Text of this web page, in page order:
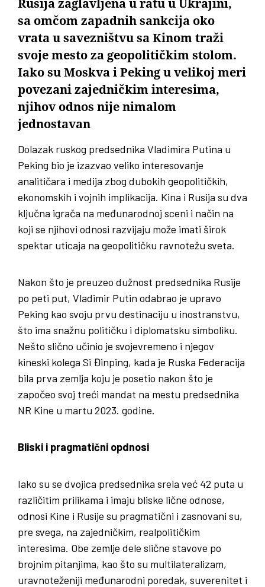
Rusija zaglavljena u ratu u Ukrajini,
sa omčom zapadnih sankcija oko
vrata u savezništvu sa Kinom traži
svoje mesto za geopolitičkim stolom.
Iako su Moskva i Peking u velikoj meri
povezani zajedničkim interesima,
njihov odnos nije nimalom
jednostavan
Dolazak ruskog predsednika Vladimira Putina u
Peking bio je izazvao veliko interesovanje
analitičara i medija zbog dubokih geopolitičkih,
ekonomskih i vojnih implikacija. Kina i Rusija su dva
ključna igrača na međunarodnoj sceni i način na
koji se njihovi odnosi razvijaju može imati širok
spektar uticaja na geopolitičku ravnotežu sveta.
Nakon što je preuzeo dužnost predsednika Rusije
po peti put, Vladimir Putin odabrao je upravo
Peking kao svoju prvu destinaciju u inostranstvu,
što ima snažnu političku i diplomatsku simboliku.
Nešto slično učinio je svojevremeno i njegov
kineski kolega Si Đinping, kada je Ruska Federacija
bila prva zemlja koju je posetio nakon što je
započeo svoj treći mandat na mestu predsednika
NR Kine u martu 2023. godine.
Bliski i pragmatični opdnosi
Iako su se dvojica predsednika srela već 42 puta u
različitim prilikama i imaju bliske lične odnose,
odnosi Kine i Rusije su pragmatični i zasnovani su,
pre svega, na zajedničkim, realpolitičkim
interesima. Obe zemlje dele slične stavove po
brojnim pitanjima, kao što su multilateralizam,
uravnoteženiji međunarodni poredak, suverenitet i